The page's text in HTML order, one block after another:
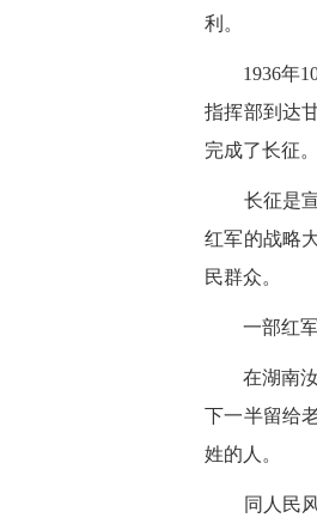
利。
1936年10
指挥部到达
完成了长征
长征是宣
红军的战略
民群众。
一部红军
在湖南汝
下一半留给
姓的人。
同人民风